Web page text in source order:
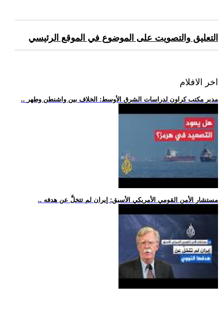
التعليق والتصويت على الموضوع في الموقع الرئيسي
اخر الافلام
.. مدير مكتب كراون لدراسات الشرق الأوسط: الخلاف بين واشنطن وطهر
.. مستشار الأمن القومي الأمريكي الأسبق: إيران لم تتخلَّ عن هدفه